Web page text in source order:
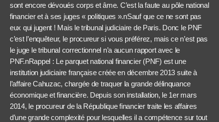
sont encore dévoués corps et âme. C’est la faute au pôle national
financier et à ses juges « politiques ».nSauf que ce ne sont pas
eux qui jugent ! Mais le tribunal judiciaire de Paris. Donc le PNF
c’est l’enquêteur, le procureur si vous préférez, mais ce n’est pas
le juge le tribunal correctionnel n’a aucun rapport avec le
PNF.nRappel : Le parquet national financier (PNF) est une
institution judiciaire française créée en décembre 2013 suite à
l’affaire Cahuzac, chargée de traquer la grande délinquance
économique et financière. Depuis son installation, le 1er mars
2014, le procureur de la République financier traite les affaires
d’une grande complexité pour lesquelles il a compétence sur tout